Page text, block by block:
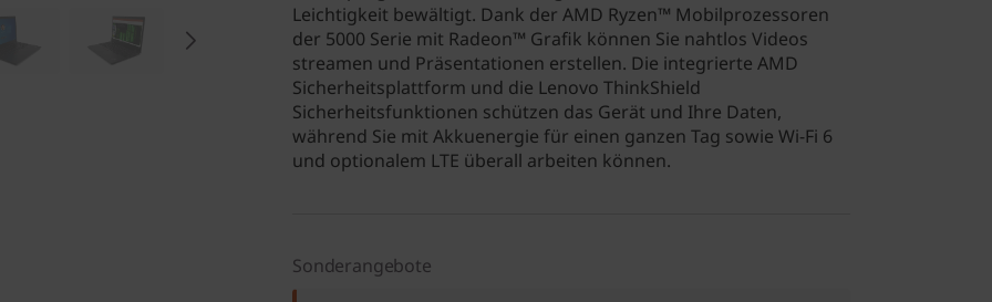
Leichtigkeit bewältigt. Dank der AMD Ryzen™ Mobilprozessoren
der 5000 Serie mit Radeon™ Grafik können Sie nahtlos Videos
streamen und Präsentationen erstellen. Die integrierte AMD
Sicherheitsplattform und die Lenovo ThinkShield
Sicherheitsfunktionen schützen das Gerät und Ihre Daten,
während Sie mit Akkuenergie für einen ganzen Tag sowie Wi-Fi 6
und optionalem LTE überall arbeiten können.
Sonderangebote